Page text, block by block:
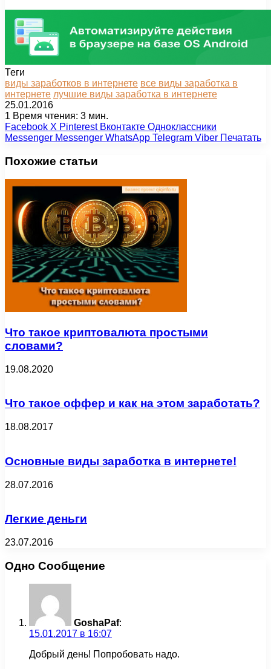
Теги
виды заработков в интернете все виды заработка в
интернете лучшие виды заработка в интернете
25.01.2016
1 Время чтения: 3 мин.
Facebook X Pinterest Вконтакте Одноклассники
Messenger Messenger WhatsApp Telegram Viber Печатать
Похожие статьи
Что такое криптовалюта простыми
словами?
19.08.2020
Что такое оффер и как на этом заработать?
18.08.2017
Основные виды заработка в интернете!
28.07.2016
Легкие деньги
23.07.2016
Одно Сообщение
GoshaPaf:
15.01.2017 в 16:07
Добрый день! Попробовать надо.